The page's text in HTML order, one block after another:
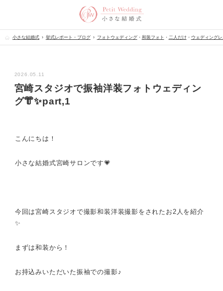
小さな結婚式 挙式レポート・ブログ フォトウェディング・ 和装フォト ・ 二人だけ・ ウェディング
2026.05.11
宮崎スタジオで振袖洋装フォトウェディン
グ👘✨part,1
こんにちは！
小さな結婚式宮崎サロンです💗
今回は宮崎スタジオで撮影和装洋装撮影をされたお2人を紹介
✨
まずは和装から！
お持込みいただいた振袖での撮影♪